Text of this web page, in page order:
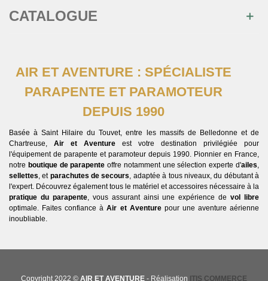
CATALOGUE
AIR ET AVENTURE : SPÉCIALISTE
PARAPENTE ET PARAMOTEUR
DEPUIS 1990
Basée à Saint Hilaire du Touvet, entre les massifs de Belledonne et de
Chartreuse, Air et Aventure est votre destination privilégiée pour
l'équipement de parapente et paramoteur depuis 1990. Pionnier en France,
notre boutique de parapente offre notamment une sélection experte d'ailes
sellettes , et parachutes de secours , adaptée à tous niveaux, du débutant à
l'expert. Découvrez également tous le matériel et accessoires nécessaire à la
pratique du parapente, vous assurant ainsi une expérience devol libre
optimale. Faites confiance àAir et Aventurepour une aventure aérienne
inoubliable.
Copyright 2022 © AIR ET AVENTURE - Réalisation ITIS COMMERCE